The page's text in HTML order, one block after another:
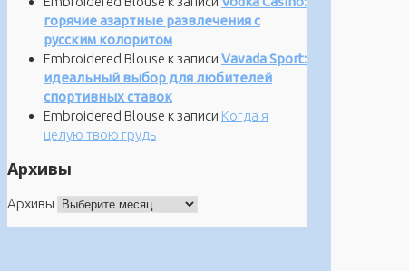
горячие азартные развлечения с
русским колоритом
Embroidered Blouse к записи Vavada Sport:
идеальный выбор для любителей
спортивных ставок
Embroidered Blouse к записи Когда я
целую твою грудь
Архивы
Архивы